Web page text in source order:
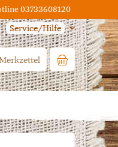
03733608120
Service/Hilfe